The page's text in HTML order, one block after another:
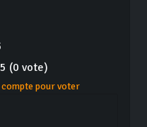
(0 vote)
pour voter